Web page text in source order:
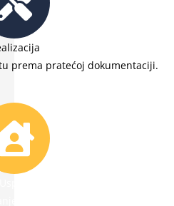
prema pratećoj dokumentaciji.